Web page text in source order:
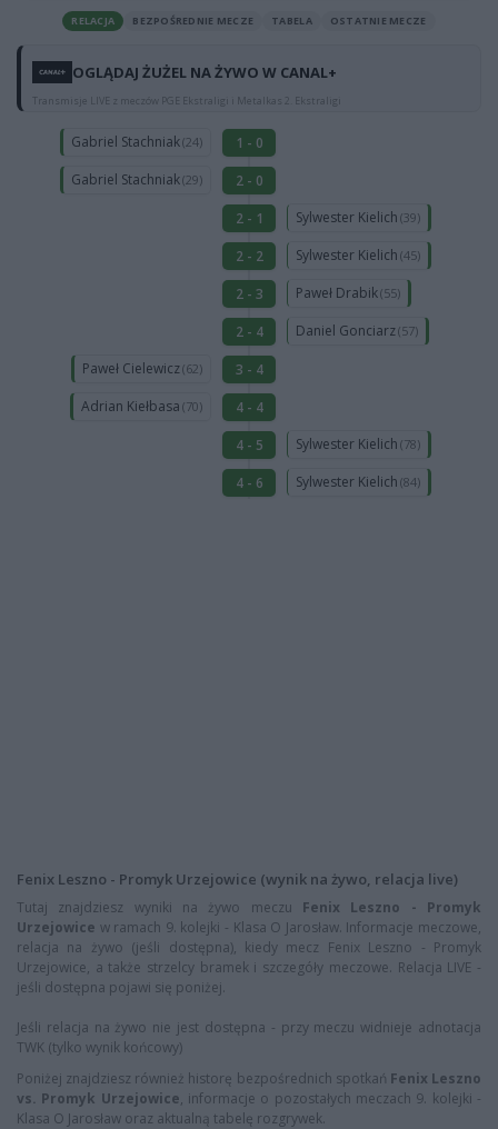
RELACJA BEZPOŚREDNIE MECZE TABELA OSTATNIE MECZE
OGLĄDAJ ŻUŻEL NA ŻYWO W CANAL+
Transmisje LIVE z meczów PGE Ekstraligi i Metalkas 2. Ekstraligi
Gabriel Stachniak(24)
1 - 0
Gabriel Stachniak(29)
2 - 0
2 - 1
Sylwester Kielich (39)
2 - 2 Sylwester Kielich (45)
2 - 3 Paweł Drabik(55)
2 - 4 Daniel Gonciarz(57)
Paweł Cielewicz(62)
3 - 4
Adrian Kiełbasa (70)
4 - 4
4 - 5
Sylwester Kielich (78)
4 - 6 Sylwester Kielich (84)
Fenix Leszno - Promyk Urzejowice (wynik na żywo, relacja live)
Tutaj znajdziesz wyniki na żywo meczu Fenix Leszno - Promyk
Urzejowice w ramach 9. kolejki - Klasa O Jarosław. Informacje meczowe,
relacja na żywo (jeśli dostępna), kiedy mecz Fenix Leszno - Promyk
Urzejowice, a także strzelcy bramek i szczegóły meczowe. Relacja LIVE -
jeśli dostępna pojawi się poniżej.
Jeśli relacja na żywo nie jest dostępna - przy meczu widnieje adnotacja
TWK (tylko wynik końcowy)
Poniżej znajdziesz również historę bezpośrednich spotkań Fenix Leszno
vs. Promyk Urzejowice, informacje o pozostałych meczach 9. kolejki -
Klasa O Jarosław oraz aktualną tabelę rozgrywek.